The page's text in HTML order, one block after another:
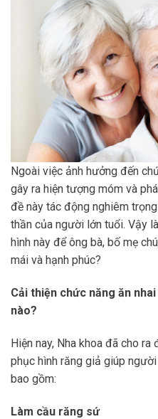
Ngoài việc ảnh hưởng đến
gây ra hiện tượng móm và
đề này tác động nghiêm
thần của người lớn tuổi. Vậy
hình này để ông bà, bố mẹ
mái và hạnh phúc?
Cải thiện chức năng ăn
nào?
Hiện nay, Nha khoa đã cho
phục hình răng giả giúp
bao gồm:
Làm cầu răng sứ